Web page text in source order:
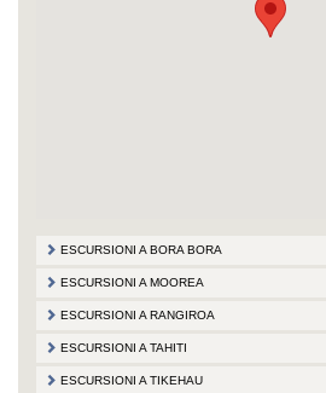
ESCURSIONI A BORA BORA
ESCURSIONI A MOOREA
ESCURSIONI A RANGIROA
ESCURSIONI A TAHITI
ESCURSIONI A TIKEHAU